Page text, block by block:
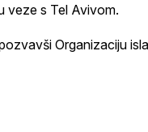
veze s Tel Avivom.
Organizaciju